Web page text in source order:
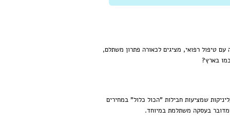
טיפול רפואי, מציגים לכאורה פתרון משתלם,
בארץ?
שמציעות חבילות "הכול כלול" במחירים
בעסקה משתלמת במיוחד.